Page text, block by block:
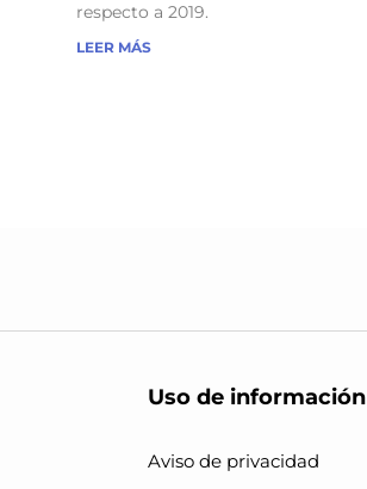
respecto a 2019.
LEER MÁS
Uso de información
Aviso de privacidad